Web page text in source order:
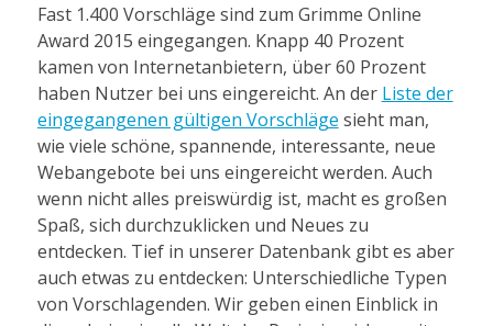
Fast 1.400 Vorschläge sind zum Grimme Online
Award 2015 eingegangen. Knapp 40 Prozent
kamen von Internetanbietern, über 60 Prozent
haben Nutzer bei uns eingereicht. An der Liste der
eingegangenen gültigen Vorschläge sieht man,
wie viele schöne, spannende, interessante, neue
Webangebote bei uns eingereicht werden. Auch
wenn nicht alles preiswürdig ist, macht es großen
Spaß, sich durchzuklicken und Neues zu
entdecken. Tief in unserer Datenbank gibt es aber
auch etwas zu entdecken: Unterschiedliche Typen
von Vorschlagenden. Wir geben einen Einblick in